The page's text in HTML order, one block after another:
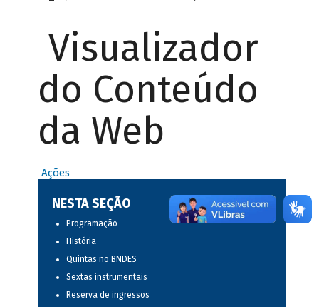
Visualizador
do Conteúdo
da Web
Ações
NESTA SEÇÃO
Programação
História
Quintas no BNDES
Sextas instrumentais
Reserva de ingressos